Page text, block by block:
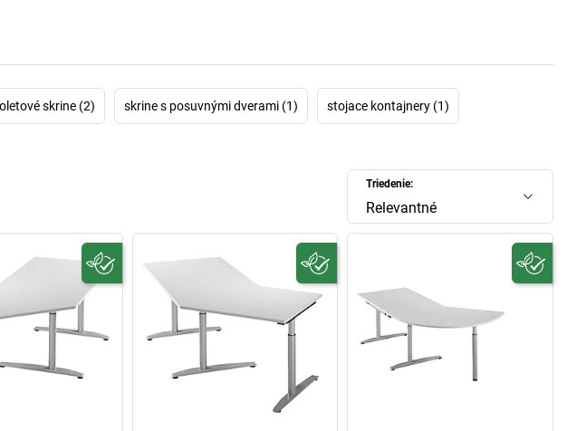
skrine (2) skrine s posuvnými dverami (1) stojace kontajnery (1)
Triedenie:
Relevantné